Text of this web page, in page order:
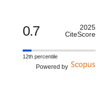
0.7
2025
CiteScore
12th percentile
Powered by